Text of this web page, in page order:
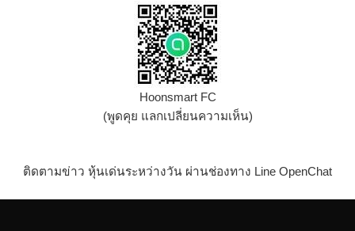
Hoonsmart FC
(พูดคุย แลกเปลี่ยนความเห็น)
ติดตามข่าว หุ้นเด่นระหว่างวัน ผ่านช่องทาง Line OpenChat